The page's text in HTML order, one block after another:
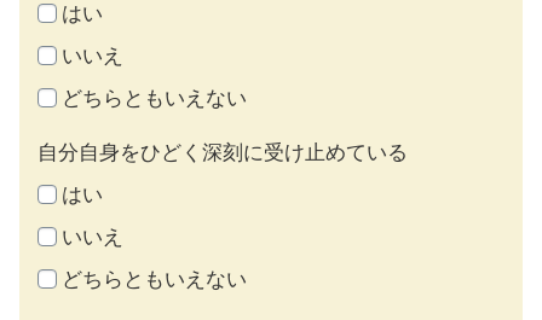
はい
いいえ
どちらともいえない
自分自身をひどく深刻に受け止めている
はい
いいえ
どちらともいえない